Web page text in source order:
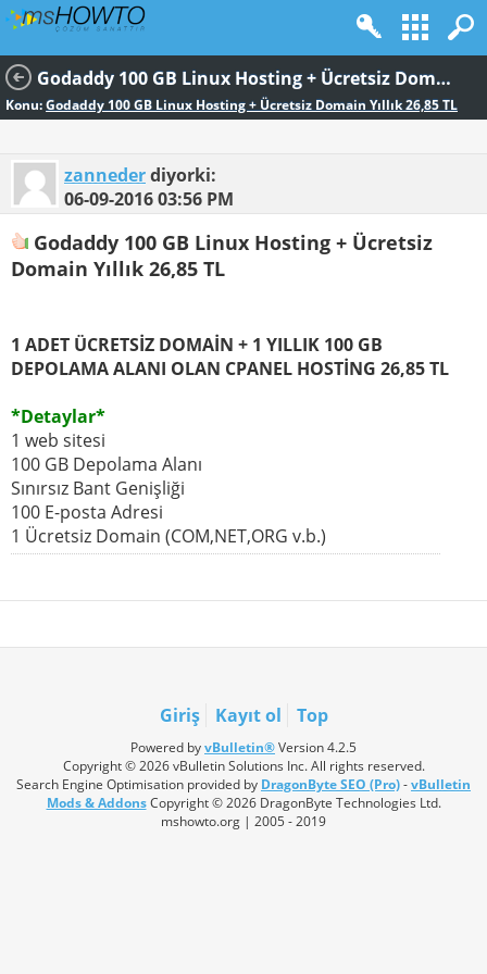
Godaddy 100 GB Linux Hosting + Ücretsiz Domain Yıllık 26,85 TL
Konu:Godaddy 100 GB Linux Hosting + Ücretsiz Domain Yıllık 26,85 TL
zannederdiyorki:
06-09-201603:56 PM
Godaddy 100 GB Linux Hosting + Ücretsiz
Domain Yıllık 26,85 TL
1 ADET ÜCRETSİZ DOMAİN + 1 YILLIK 100 GB
DEPOLAMA ALANI OLAN CPANEL HOSTİNG 26,85 TL
*Detaylar*
1 web sitesi
100 GB Depolama Alanı
Sınırsız Bant Genişliği
100 E-posta Adresi
1 Ücretsiz Domain (COM,NET,ORG v.b.)
Giriş Kayıt ol Top
Powered byvBulletin®Version 4.2.5
Copyright © 2026 vBulletin Solutions Inc. All rights reserved.
Search Engine Optimisation provided by DragonByte SEO (Pro)-vBulletin
Mods & AddonsCopyright © 2026 DragonByte Technologies Ltd.
mshowto.org | 2005 - 2019